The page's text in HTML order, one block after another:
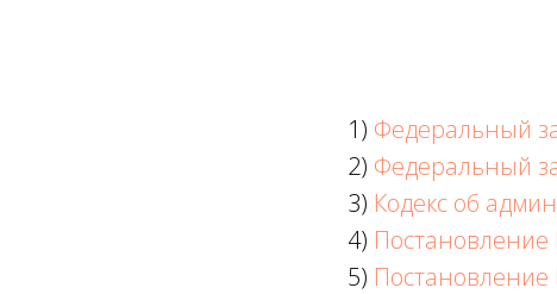
1) Федеральный
2) Федеральный
3) Кодекс об
4)
5)